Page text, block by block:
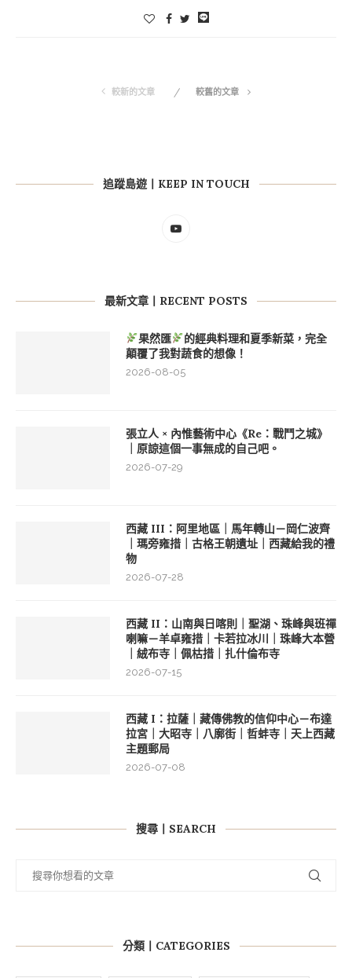
較新的文章 較舊的文章
追蹤島遊丨KEEP IN TOUCH
最新文章丨RECENT POSTS
果然匯
的經典料理和夏季新菜，完全
顛覆了我對蔬食的想像！
2026-08-05
張立人 × 內惟藝術中心《Re：戰鬥之城》
｜原諒這個一事無成的自己吧。
2026-07-29
西藏 III：阿里地區｜馬年轉山－岡仁波齊
｜瑪旁雍措｜古格王朝遺址｜西藏給我的禮
物
2026-07-28
西藏 II：山南與日喀則｜聖湖、珠峰與班禪
喇嘛－羊卓雍措｜卡若拉冰川｜珠峰大本營
｜絨布寺｜佩枯措｜扎什倫布寺
2026-07-15
西藏 I：拉薩｜藏傳佛教的信仰中心－布達
拉宮｜大昭寺｜八廓街｜哲蚌寺｜天上西藏
主題郵局
2026-07-08
搜尋丨SEARCH
分類丨CATEGORIES